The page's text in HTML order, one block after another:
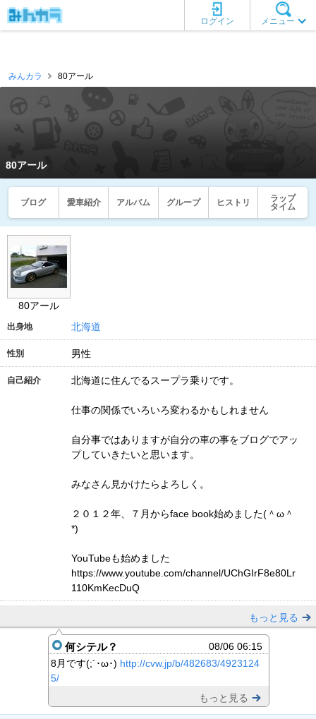
メニュー
ログイン
みんカラ 80アール
80アール
ブログ 愛車紹介 アルバム グループ ヒストリ
ラップ
タイム
80アール
出身地 北海道
性別 男性
自己紹介 北海道に住んでるスープラ乗りです。
仕事の関係でいろいろ変わるかもしれません
自分事ではありますが自分の車の事をブログでアッ
プしていきたいと思います。
みなさん見かけたらよろしく。
２０１２年、７月からface book始めました(＾ω＾
*)
YouTubeも始めました
https://www.youtube.com/channel/UChGIrF8e80Lr
110KmKecDuQ
もっと見る
何シテル？
08/06 06:15
8月です(;´･ω･) http://cvw.jp/b/482683/4923124
5/
もっと見る